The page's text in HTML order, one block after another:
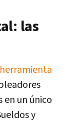
las
un único
y